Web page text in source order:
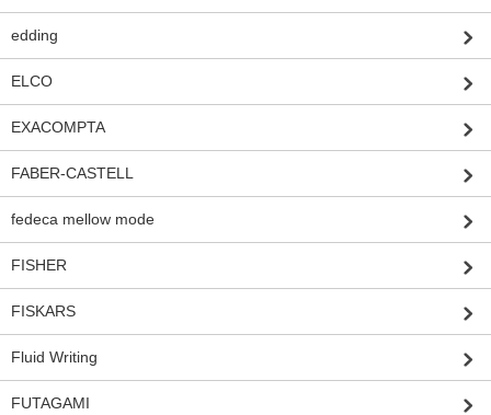
edding
ELCO
EXACOMPTA
FABER-CASTELL
fedeca mellow mode
FISHER
FISKARS
Fluid Writing
FUTAGAMI